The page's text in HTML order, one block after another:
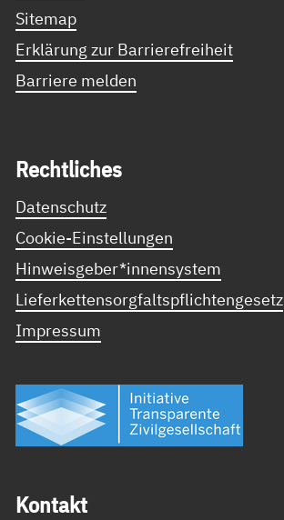
Sitemap
Erklärung zur Barrierefreiheit
Barriere melden
Recht­li­ches
Datenschutz
Cookie-Einstellungen
Hinweisgeber*innensystem
Lieferkettensorgfaltspflichtengesetz
Impressum
Kon­takt